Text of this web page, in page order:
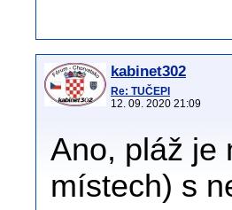
kabinet302
Re: TUČEPI
12. 09. 2020 21:09
Ano, pláž je
místech) s